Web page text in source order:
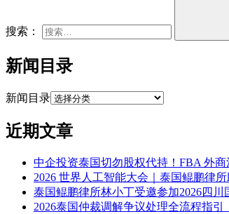
搜索：
新闻目录
新闻目录
近期文章
中企投资泰国切勿股权代持！FBA 外商
2026 世界人工智能大会｜泰国鲲鹏律
泰国鲲鹏律所林小丁受邀参加2026四川
2026泰国仲裁调解争议处理全流程指引